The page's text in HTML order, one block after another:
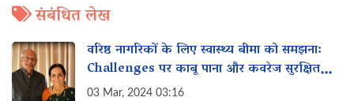
संबंधित लेख
वरिष्ठ नागरिकों के लिए स्वास्थ्य बीमा को समझना:
Challenges पर काबू पाना और कवरेज सुरक्षित
करना
03 Mar, 2024 03:16